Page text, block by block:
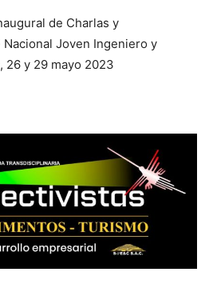
de Charlas y
Joven Ingeniero y
26 y 29 mayo 2023